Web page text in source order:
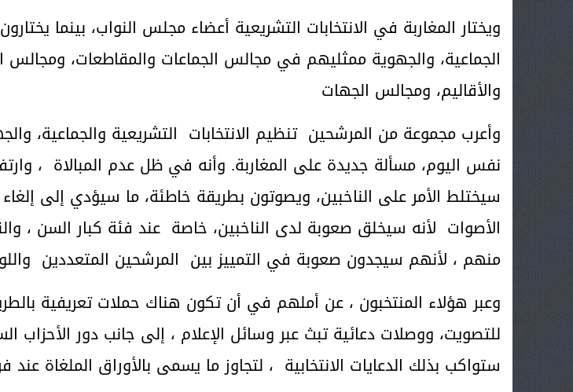
ويختار المغاربة في الانتخابات التشريعية أعضاء مجلس النواب، بينما
الجماعية، والجهوية ممثليهم في مجالس الجماعات والمقاطعات، ومجالس
والأقاليم، ومجالس الجهات
وأعرب مجموعة من المرشحين تنظيم الانتخابات التشريعية والجماعية،
نفس اليوم، مسألة جديدة على المغاربة. وأنه في ظل عدم المبالاة ،
سيختلط الأمر على الناخبين، ويصوتون بطريقة خاطئة، ما سيؤدي إلى
الأصوات لأنه سيخلق صعوبة لدى الناخبين، خاصة عند فئة كبار السن ،
منهم ، لأنهم سيجدون صعوبة في التمييز بين المرشحين المتعددين
وعبر هؤلاء المنتخبون ، عن أملهم في أن تكون هناك حملات تعريفية
للتصويت، ووصلات دعائية تبث عبر وسائل الإعلام ، إلى جانب دور الأحزاب
ستواكب بذلك الدعايات الانتخابية ، لتجاوز ما يسمى بالأوراق الملغاة عند